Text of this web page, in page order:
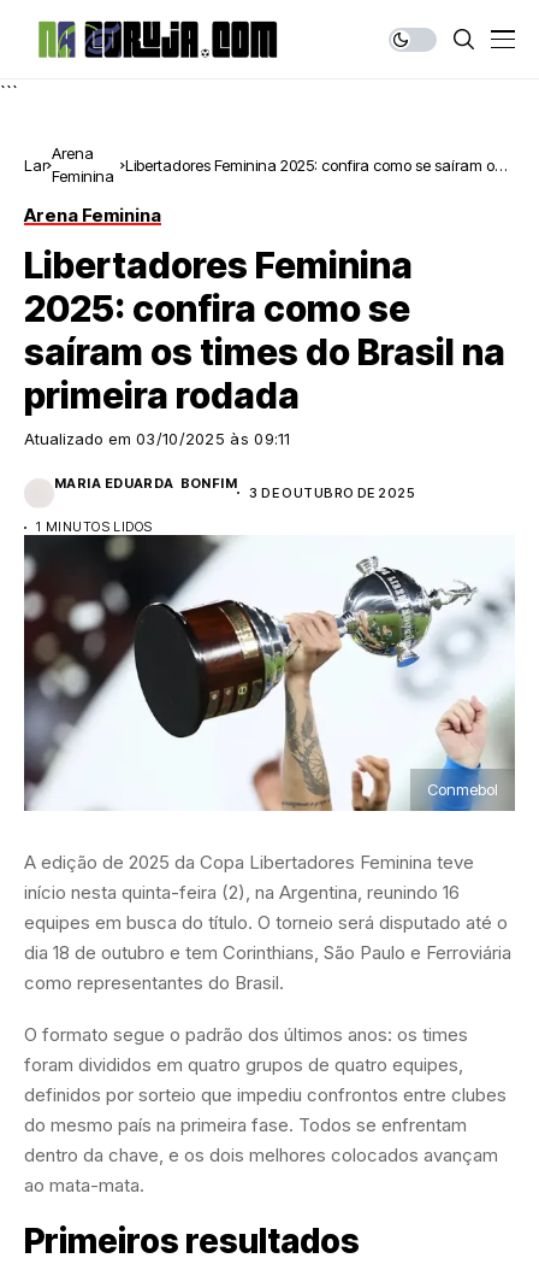
```
Lar
Arena
Feminina
Libertadores Feminina 2025: confira como se saíram os
Arena Feminina
Libertadores Feminina
2025: confira como se
saíram os times do Brasil na
primeira rodada
Atualizado em 03/10/2025 às 09:11
MARIA EDUARDA BONFIM
3 DE OUTUBRO DE 2025
1 MINUTOS LIDOS
Conmebol
A edição de 2025 da Copa Libertadores Feminina teve
início nesta quinta-feira (2), na Argentina, reunindo 16
equipes em busca do título. O torneio será disputado até o
dia 18 de outubro e tem Corinthians, São Paulo e Ferroviária
como representantes do Brasil.
O formato segue o padrão dos últimos anos: os times
foram divididos em quatro grupos de quatro equipes,
definidos por sorteio que impediu confrontos entre clubes
do mesmo país na primeira fase. Todos se enfrentam
dentro da chave, e os dois melhores colocados avançam
ao mata-mata.
Primeiros resultados